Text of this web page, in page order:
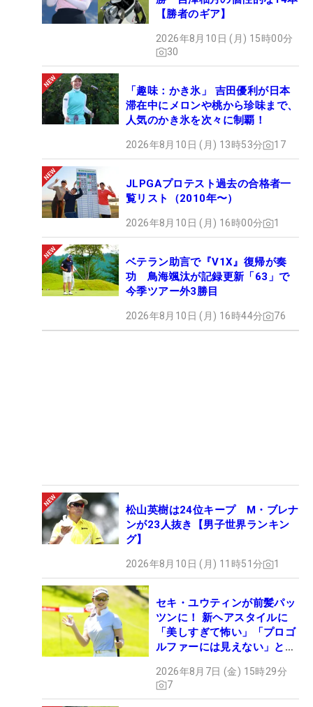
【勝者のギア】
2026年8月10日 (月) 15時00分
30
「趣味：かき氷」 吉田優利が日本
滞在中にメロンや桃から珍味まで、
人気のかき氷を次々に制覇！
2026年8月10日 (月) 13時53分 17
JLPGAプロテスト過去の合格者一
覧リスト（2010年〜）
2026年8月10日 (月) 16時00分 1
ベテラン助言で『V1X』復帰が奏
功 鳥海颯汰が記録更新「63」で
今季ツアー外3勝目
2026年8月10日 (月) 16時44分 76
松山英樹は24位キープ M・ブレナ
ンが23人抜き【男子世界ランキン
グ】
2026年8月10日 (月) 11時51分 1
セキ・ユウティンが前髪パッ
ツンに！ 新ヘアスタイルに
「美しすぎて怖い」「プロゴ
ルファーには見えない」とコ
2026年8月7日 (金) 15時29分
7